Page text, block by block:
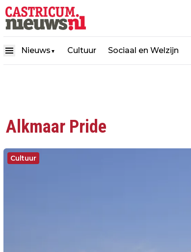
Nieuws ▼ Cultuur Sociaal en Welzijn
Alkmaar Pride
Cultuur